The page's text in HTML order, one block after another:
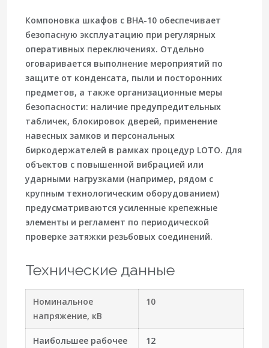
Компоновка шкафов с ВНА-10 обеспечивает
безопасную эксплуатацию при регулярных
оперативных переключениях. Отдельно
оговаривается выполнение мероприятий по
защите от конденсата, пыли и посторонних
предметов, а также организационные меры
безопасности: наличие предупредительных
табличек, блокировок дверей, применение
навесных замков и персональных
биркодержателей в рамках процедур LOTO. Для
объектов с повышенной вибрацией или
ударными нагрузками (например, рядом с
крупным технологическим оборудованием)
предусматриваются усиленные крепежные
элементы и регламент по периодической
проверке затяжки резьбовых соединений.
Технические данные
Номинальное
напряжение, кВ
10
Наибольшее рабочее
12